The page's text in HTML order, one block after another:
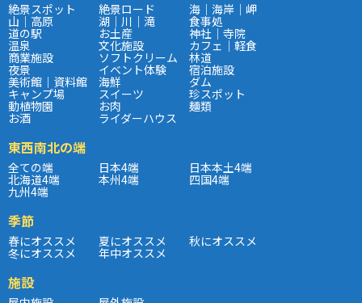
絶景スポット 絶景ロード 海｜海岸｜岬
山｜高原 湖｜川｜滝 食事処
道の駅 お土産 神社｜寺院
温泉 文化施設 カフェ｜軽食
商業施設 ソフトクリーム 林道
夜景 イベント体験 宿泊施設
美術館｜資料館 海鮮 ダム
キャンプ場 スイーツ 珍スポット
動植物園 お肉 麺類
お酒 ライダーハウス
東西南北の端
全ての端 日本4端 日本本土4端
北海道4端 本州4端 四国4端
九州4端
季節
春にオススメ 夏にオススメ 秋にオススメ
冬にオススメ 年中オススメ
施設